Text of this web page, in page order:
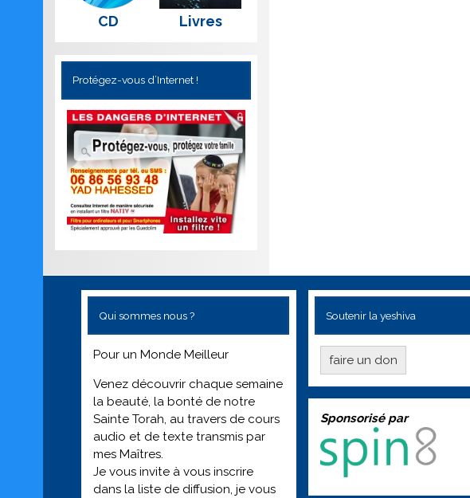
CD Livres
Protégez-vous d’Internet !
Qui sommes nous ?
Pour un Monde Meilleur
Venez découvrir chaque semaine
la beauté, la bonté de notre
Sainte Torah, au travers de cours
audio et de texte transmis par
mes Maîtres.
Je vous invite à vous inscrire
dans la liste de diffusion, je vous
Soutenir la yeshiva
faire un don
Sponsorisé par